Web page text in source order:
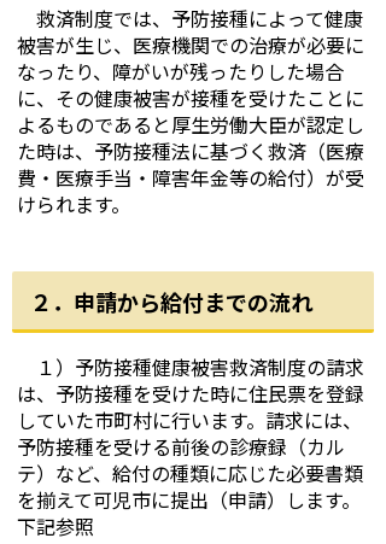
救済制度では、予防接種によって健康
被害が生じ、医療機関での治療が必要に
なったり、障がいが残ったりした場合
に、その健康被害が接種を受けたことに
よるものであると厚生労働大臣が認定し
た時は、予防接種法に基づく救済（医療
費・医療手当・障害年金等の給付）が受
けられます。
２．申請から給付までの流れ
１）予防接種健康被害救済制度の請求
は、予防接種を受けた時に住民票を登録
していた市町村に行います。請求には、
予防接種を受ける前後の診療録（カル
テ）など、給付の種類に応じた必要書類
を揃えて可児市に提出（申請）します。
下記参照